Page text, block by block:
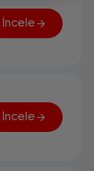
İncele
İncele